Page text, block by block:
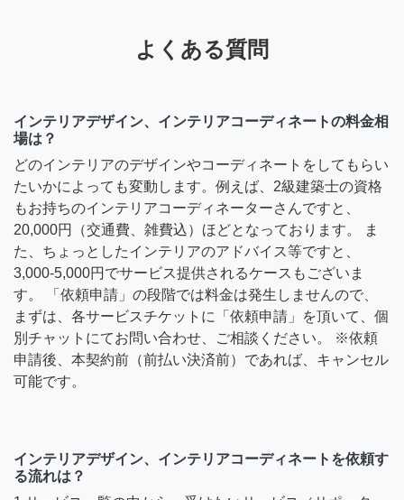
よくある質問
インテリアデザイン、インテリアコーディネートの料金相
場は？
どのインテリアのデザインやコーディネートをしてもらい
たいかによっても変動します。例えば、2級建築士の資格
もお持ちのインテリアコーディネーターさんですと、
20,000円（交通費、雑費込）ほどとなっております。 ま
た、ちょっとしたインテリアのアドバイス等ですと、
3,000-5,000円でサービス提供されるケースもございま
す。 「依頼申請」の段階では料金は発生しませんので、
まずは、各サービスチケットに「依頼申請」を頂いて、個
別チャットにてお問い合わせ、ご相談ください。 ※依頼
申請後、本契約前（前払い決済前）であれば、キャンセル
可能です。
インテリアデザイン、インテリアコーディネートを依頼す
る流れは？